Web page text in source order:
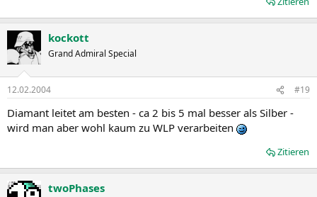
kockott
Grand Admiral Special
12.02.2004 #19
Diamant leitet am besten - ca 2 bis 5 mal besser als Silber -
wird man aber wohl kaum zu WLP verarbeiten
Zitieren
twoPhases